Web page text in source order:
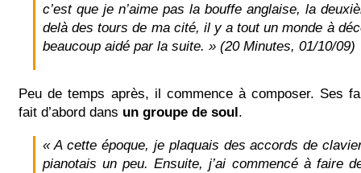
c’est que je n’aime pas la bouffe anglaise, la
delà des tours de ma cité, il y a tout un monde à
beaucoup aidé par la suite. » (20 Minutes, 01/10/09)
Peu de temps après, il commence à composer. Ses
fait d’abord dans un groupe de soul.
« A cette époque, je plaquais des accords de
pianotais un peu. Ensuite, j’ai commencé à faire